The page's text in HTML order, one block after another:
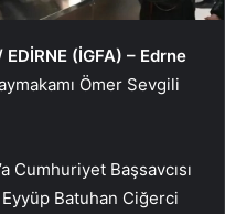
(İGFA) – Edrne
Ömer Sevgili
Cumhuriyet Başsavcısı
Eyyüp Batuhan Ciğerci